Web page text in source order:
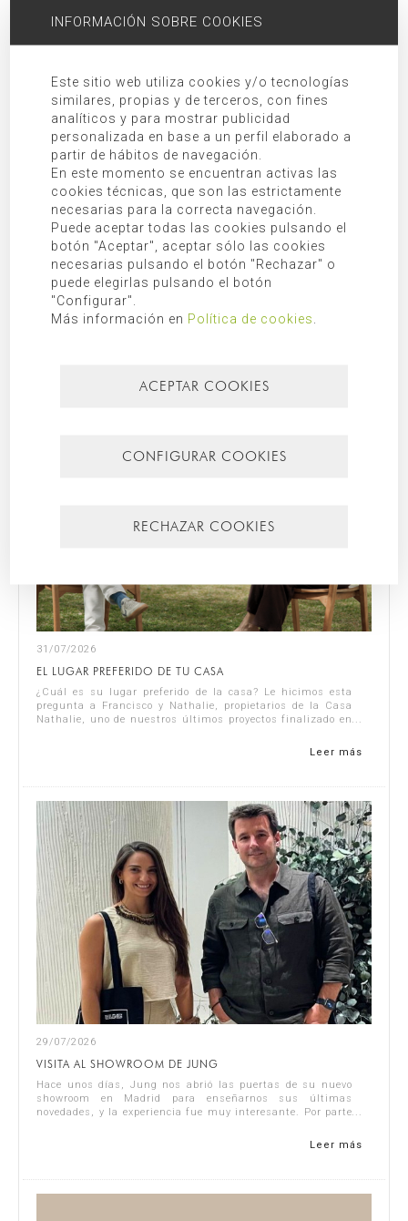
otros derechos debidamente recogidos en la información
adicional.
nuestrapolítica de privacidad
BUSCAR
CATEGORÍAS
Diario de obra
Mallorca
31/07/2026
EL LUGAR PREFERIDO DE TU CASA
¿Cuál es su lugar preferido de la casa? Le hicimos esta
pregunta a Francisco y Nathalie, propietarios de la Casa
Nathalie, uno de nuestros últimos proyectos finalizado en
Leer más
29/07/2026
VISITA AL SHOWROOM DE JUNG
Hace unos días, Jung nos abrió las puertas de su nuevo
showroom en Madrid para enseñarnos sus últimas
novedades, y la experiencia fue muy interesante. Por parte
Leer más
INFORMACIÓN SOBRE COOKIES
Este sitio web utiliza cookies y/o tecnologías
similares, propias y de terceros, con fines
analíticos y para mostrar publicidad
personalizada en base a un perfil elaborado a
partir de hábitos de navegación.
En este momento se encuentran activas las
cookies técnicas, que son las estrictamente
necesarias para la correcta navegación.
Puede aceptar todas las cookies pulsando el
botón "Aceptar", aceptar sólo las cookies
necesarias pulsando el botón "Rechazar" o
puede elegirlas pulsando el botón
"Configurar".
Más información en Política de cookies
ACEPTAR COOKIES
CONFIGURAR COOKIES
RECHAZAR COOKIES